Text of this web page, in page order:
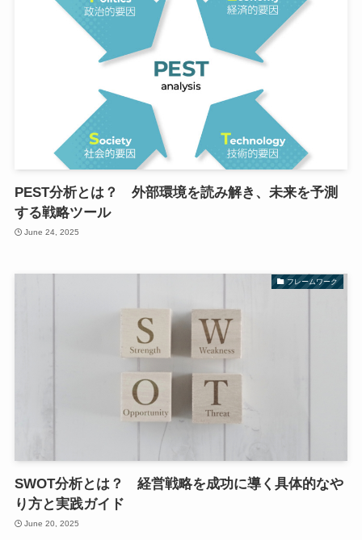
PEST分析とは？ 外部環境を読み解き、未来を予測
する戦略ツール
June 24, 2025
フレームワーク
SWOT分析とは？ 経営戦略を成功に導く具体的なや
り方と実践ガイド
June 20, 2025